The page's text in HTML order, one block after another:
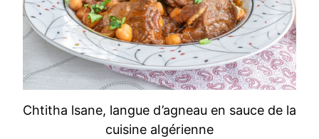
Chtitha lsane, langue d’agneau en sauce de la
cuisine algérienne